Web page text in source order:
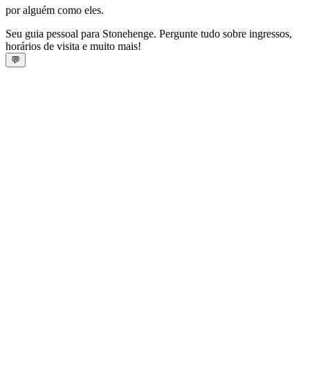
por alguém como eles.
Seu guia pessoal para Stonehenge. Pergunte tudo sobre ingressos,
horários de visita e muito mais!
💬